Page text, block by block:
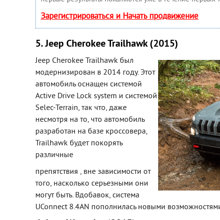
Зарегистрироваться и Начать продвижение
5. Jeep Cherokee Trailhawk (2015)
Jeep Cherokee Trailhawk был
модернизирован в 2014 году. Этот
автомобиль оснащен системой
Active Drive Lock system и системой
Selec-Terrain, так что, даже
несмотря на то, что автомобиль
разработан на базе кроссовера,
Trailhawk будет покорять
различные
препятствия , вне зависимости от
того, насколько серьезными они
могут быть. Вдобавок, система
UConnect 8.4AN пополнилась новыми